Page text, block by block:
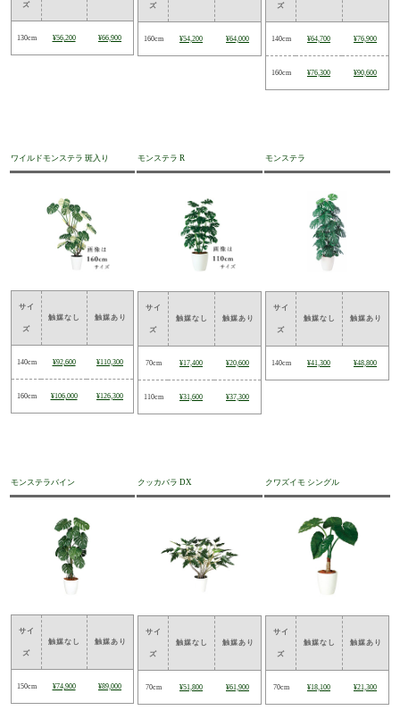
ズ
130cm ¥56,200 ¥66,900
ズ
160cm ¥54,200 ¥64,000
ズ
140cm ¥64,700 ¥76,900
160cm ¥76,300 ¥90,600
ワイルドモンステラ 斑入り
サイ
ズ
触媒なし 触媒あり
140cm ¥92,600 ¥110,300
160cm ¥106,000 ¥126,300
モンステラ R
サイ
ズ
触媒なし 触媒あり
70cm ¥17,400 ¥20,600
110cm ¥31,600 ¥37,300
モンステラ
サイ
ズ
触媒なし 触媒あり
140cm ¥41,300 ¥48,800
モンステラバイン
サイ
ズ
触媒なし 触媒あり
150cm ¥74,900 ¥89,000
クッカバラ DX
サイ
ズ
触媒なし 触媒あり
70cm ¥51,800 ¥61,900
クワズイモ シングル
サイ
ズ
触媒なし 触媒あり
70cm ¥18,100 ¥21,300